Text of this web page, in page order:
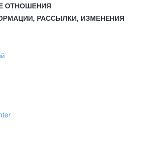
ОТНОШЕНИЯ
РАССЫЛКИ, ИЗМЕНЕНИЯ